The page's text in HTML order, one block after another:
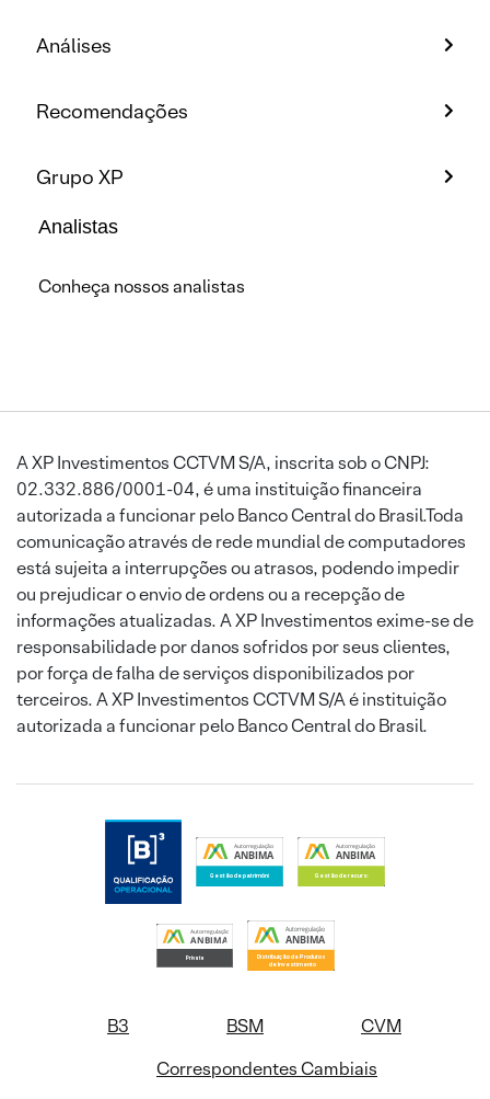
Análises
Recomendações
Grupo XP
Analistas
Conheça nossos analistas
A XP Investimentos CCTVM S/A, inscrita sob o CNPJ:
02.332.886/0001-04, é uma instituição financeira
autorizada a funcionar pelo Banco Central do Brasil.Toda
comunicação através de rede mundial de computadores
está sujeita a interrupções ou atrasos, podendo impedir
ou prejudicar o envio de ordens ou a recepção de
informações atualizadas. A XP Investimentos exime-se de
responsabilidade por danos sofridos por seus clientes,
por força de falha de serviços disponibilizados por
terceiros. A XP Investimentos CCTVM S/A é instituição
autorizada a funcionar pelo Banco Central do Brasil.
B3 BSM
CVM
Correspondentes Cambiais